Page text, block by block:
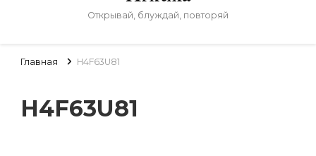
Открывай, блуждай, повторяй
Главная H4F63U81
H4F63U81